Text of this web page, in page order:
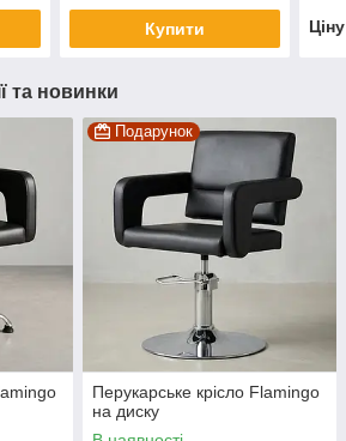
Купити
та новинки
Подарунок
Перукарське крісло Flamingo
на диску